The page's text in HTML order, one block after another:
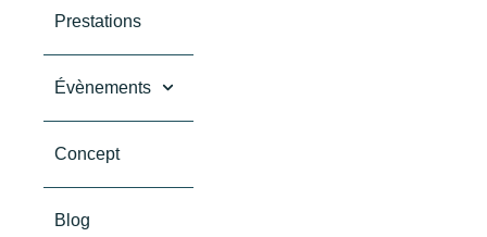
Prestations
Évènements
Concept
Blog